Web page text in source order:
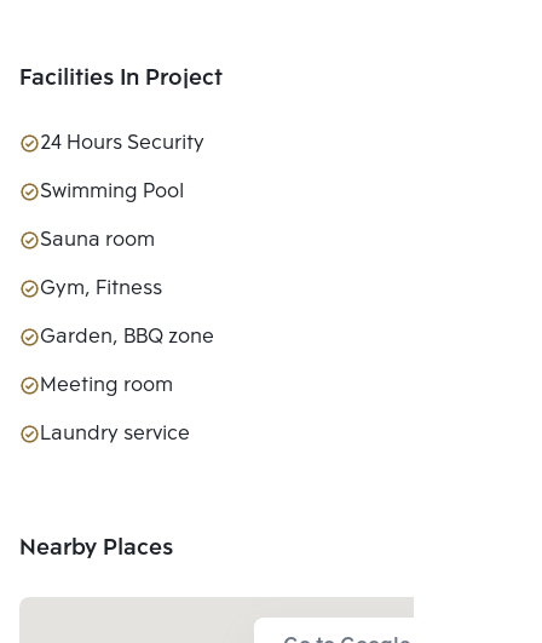
Facilities In Project
24 Hours Security
Swimming Pool
Sauna room
Gym, Fitness
Garden, BBQ zone
Meeting room
Laundry service
Nearby Places